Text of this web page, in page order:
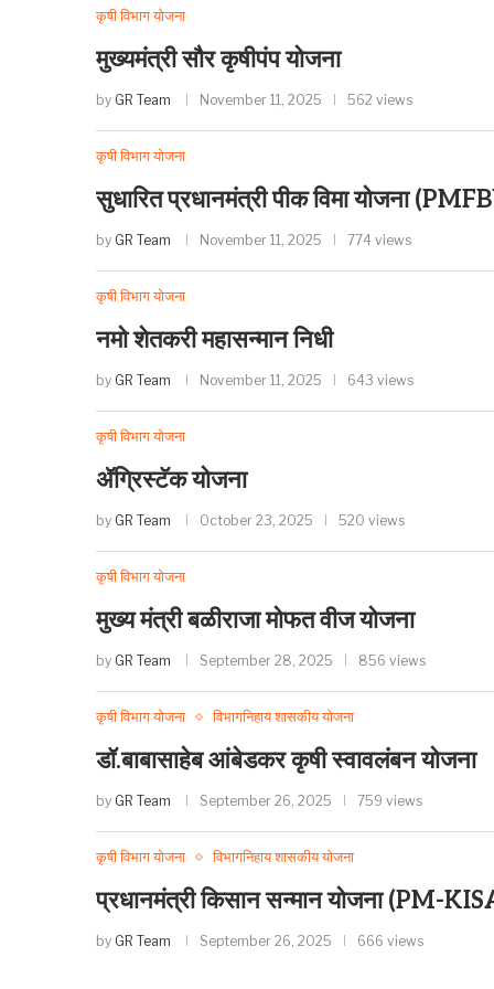
कृषी विभाग योजना
मुख्यमंत्री सौर कृषीपंप योजना
by GR Team November 11, 2025 562 views
कृषी विभाग योजना
सुधारित प्रधानमंत्री पीक विमा योजना
by GR Team November 11, 2025 774 views
कृषी विभाग योजना
नमो शेतकरी महासन्मान निधी
by GR Team November 11, 2025 643 views
कृषी विभाग योजना
ॲग्रिस्टॅक योजना
by GR Team October 23, 2025 520 views
कृषी विभाग योजना
मुख्य मंत्री बळीराजा मोफत वीज योजना
by GR Team September 28, 2025 856 views
कृषी विभाग योजना विभागनिहाय शासकीय योजना
डॉ.बाबासाहेब आंबेडकर कृषी स्वावलंबन योजना
by GR Team September 26, 2025 759 views
कृषी विभाग योजना विभागनिहाय शासकीय योजना
प्रधानमंत्री किसान सन्मान योजना (PM-
by GR Team September 26, 2025 666 views